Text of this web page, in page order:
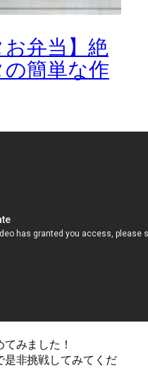
お弁当】絶
簡単な作
みました！
非挑戦してみてくだ